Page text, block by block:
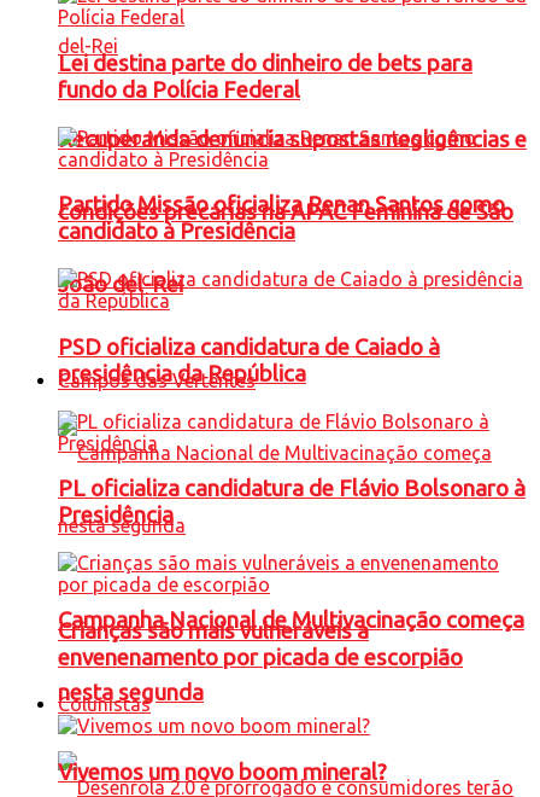
Recuperanda denuncia supostas negligências e
condições precárias na APAC Feminina de São
João del-Rei
Campos das Vertentes
Campanha Nacional de Multivacinação começa
nesta segunda
Lei destina parte do dinheiro de bets para
fundo da Polícia Federal
Partido Missão oficializa Renan Santos como
candidato à Presidência
PSD oficializa candidatura de Caiado à
presidência da República
PL oficializa candidatura de Flávio Bolsonaro à
Presidência
Crianças são mais vulneráveis a
envenenamento por picada de escorpião
Colunistas
Vivemos um novo boom mineral?